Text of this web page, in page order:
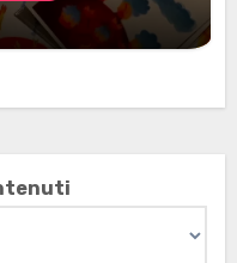
stampabili